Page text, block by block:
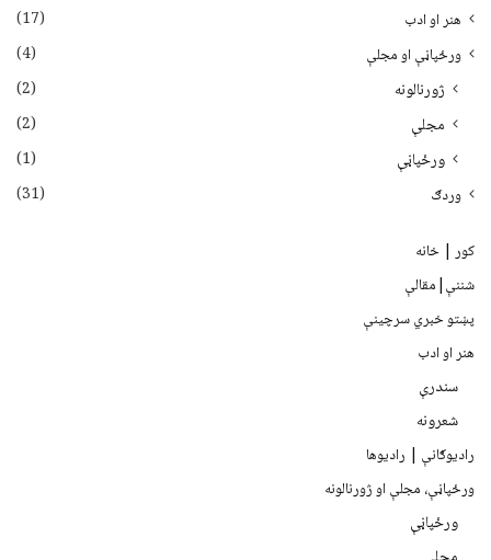
هنر او ادب
(17)
ورځپاڼې او مجلې
(4)
ژورنالونه
(2)
مجلې
(2)
ورځپاڼې
(1)
وردګ
(31)
کور | خانه
شننې|مقالې
پښتو خبري سرچينې
هنر او ادب
سندرې
شعرونه
رادیوګانې | رادیوها
ورځپاڼې، مجلې او ژورنالونه
ورځپاڼې